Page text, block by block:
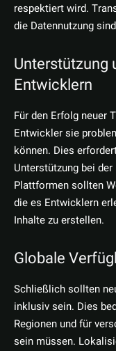
respektiert wird.
die Datennutzung
Unterstützung
Entwicklern
Für den Erfolg neuer
Entwickler sie
können. Dies
Unterstützung bei
Plattformen sollten
die es Entwicklern
Inhalte zu erstellen.
Globale
Schließlich sollten
inklusiv sein. Dies
Regionen und für
sein müssen.